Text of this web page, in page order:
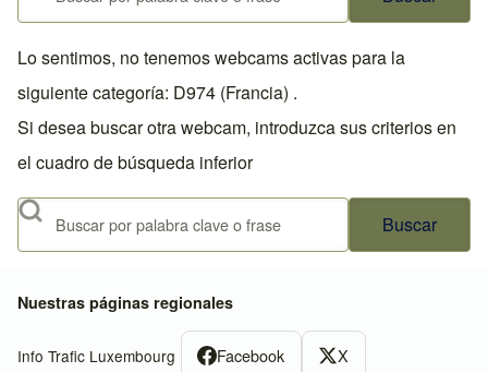
Lo sentimos, no tenemos webcams activas para la
siguiente categoría: D974 (Francia) .
Si desea buscar otra webcam, introduzca sus criterios en
el cuadro de búsqueda inferior
Buscar
Nuestras páginas regionales
Info Trafic Luxembourg Facebook X